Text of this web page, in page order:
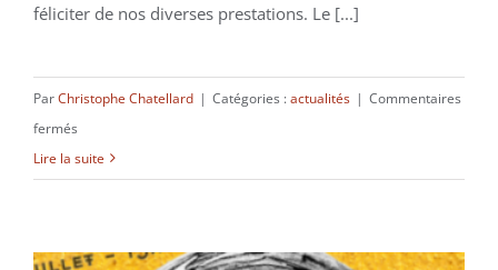
féliciter de nos diverses prestations. Le [...]
ParChristophe Chatellard | Catégories :actualités | Commentaires
fermés
Rentrée
Lire la suite